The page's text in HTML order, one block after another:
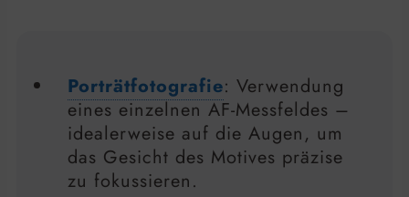
Porträtfotografie: Verwendung
eines einzelnen AF-Messfeldes –
idealerweise auf die Augen, um
das Gesicht des Motives präzise
zu fokussieren.